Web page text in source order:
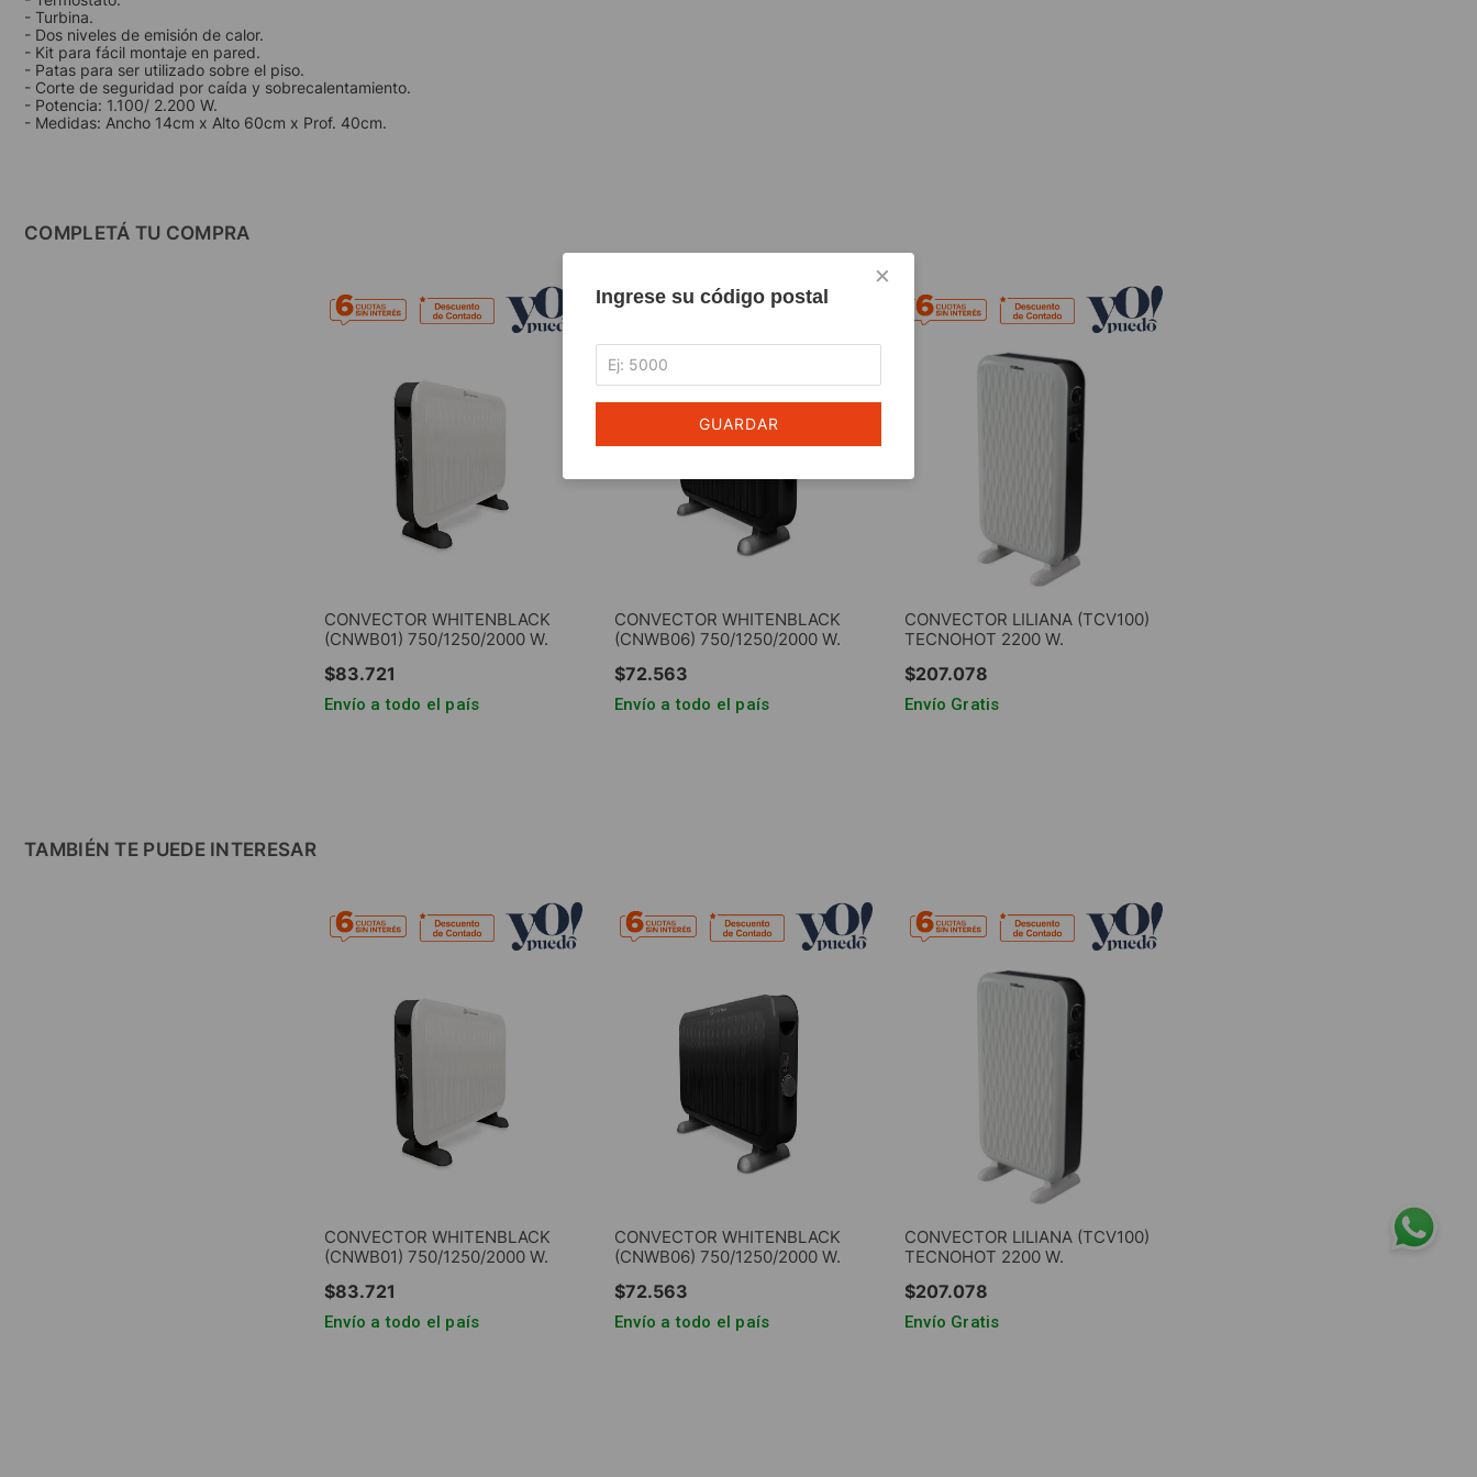
×
Ingrese su código postal
GUARDAR
- Turbina.
- Dos niveles de emisión de calor.
- Kit para fácil montaje en pared.
- Patas para ser utilizado sobre el piso.
- Corte de seguridad por caída y sobrecalentamiento.
- Potencia: 1.100/ 2.200 W.
- Medidas: Ancho 14cm x Alto 60cm x Prof. 40cm.
COMPLETÁ TU COMPRA
CONVECTOR WHITENBLACK
(CNWB01) 750/1250/2000 W.
$83.721
Envío a todo el país
CONVECTOR WHITENBLACK
(CNWB06) 750/1250/2000 W.
$72.563
Envío a todo el país
CONVECTOR LILIANA (TCV100)
TECNOHOT 2200 W.
$207.078
Envío Gratis
TAMBIÉN TE PUEDE INTERESAR
CONVECTOR WHITENBLACK
(CNWB01) 750/1250/2000 W.
$83.721
Envío a todo el país
CONVECTOR WHITENBLACK
(CNWB06) 750/1250/2000 W.
$72.563
Envío a todo el país
CONVECTOR LILIANA (TCV100)
TECNOHOT 2200 W.
$207.078
Envío Gratis